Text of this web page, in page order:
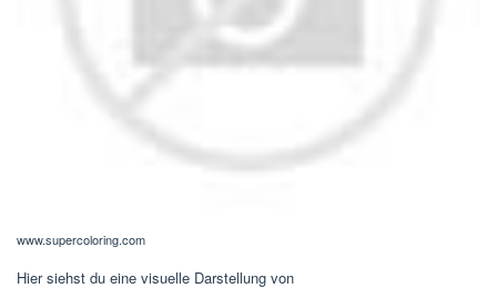
www.supercoloring.com
Hier siehst du eine visuelle Darstellung von